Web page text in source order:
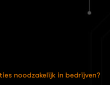
noodzakelijk in bedrijven?